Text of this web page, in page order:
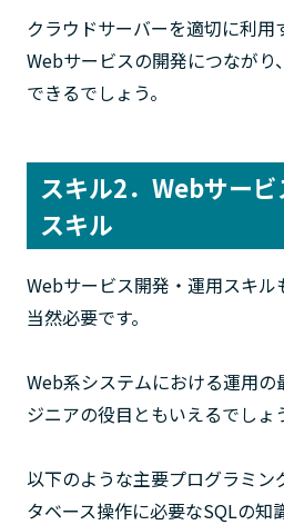
クラウドサーバーを適切に利用
Webサービスの開発につなが
できるでしょう。
スキル2．Webサー
スキル
Webサービス開発・運用スキル
当然必要です。
Web系システムにおける運用の
ジニアの役目ともいえるでしょ
以下のような主要プログラミン
タベース操作に必要なSQLの知